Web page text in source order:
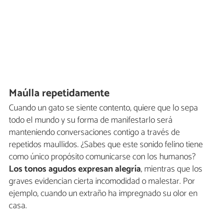
Maúlla repetidamente
Cuando un gato se siente contento, quiere que lo sepa
todo el mundo y su forma de manifestarlo será
manteniendo conversaciones contigo a través de
repetidos maullidos. ¿Sabes que este sonido felino tiene
como único propósito comunicarse con los humanos?
Los tonos agudos expresan alegría, mientras que los
graves evidencian cierta incomodidad o malestar. Por
ejemplo, cuando un extraño ha impregnado su olor en
casa.